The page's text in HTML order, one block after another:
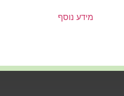
מידע נוסף